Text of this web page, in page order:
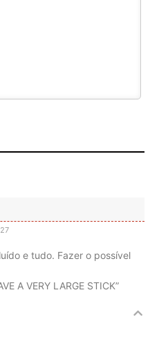
e tudo. Fazer o possível
A VERY LARGE STICK”